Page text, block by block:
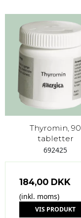
Thyromin, 90
tabletter
692425
184,00 DKK
(inkl. moms)
VIS PRODUKT